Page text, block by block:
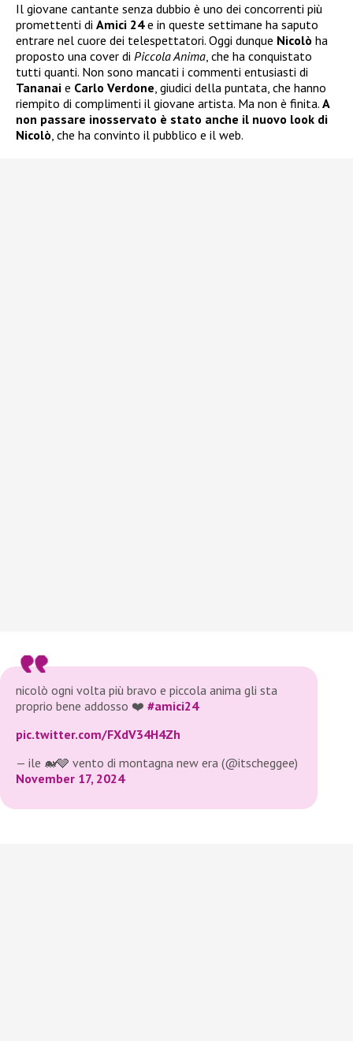
Il giovane cantante senza dubbio è uno dei concorrenti più
promettenti di Amici 24e in queste settimane ha saputo
entrare nel cuore dei telespettatori. Oggi dunque Nicolò ha
proposto una cover di Piccola Anima, che ha conquistato
tutti quanti. Non sono mancati i commenti entusiasti di
Tananai e Carlo Verdone, giudici della puntata, che hanno
riempito di complimenti il giovane artista. Ma non è finita. A
non passare inosservato è stato anche il nuovo look di
Nicolò, che ha convinto il pubblico e il web.
nicolò ogni volta più bravo e piccola anima gli sta
proprio bene addosso ❤️ #amici24
pic.twitter.com/FXdV34H4Zh
— ile 🐋🩶 vento di montagna new era (@itscheggee)
November 17, 2024